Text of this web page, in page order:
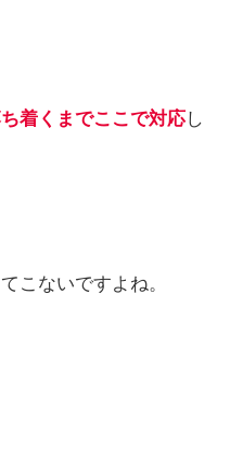
着くまでここで対応し
こないですよね。